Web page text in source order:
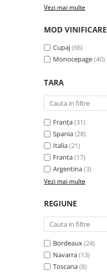
Vezi mai multe
MOD VINIFICARE
Cupaj(66)
Monocepage(40)
TARA
Franța(31)
Spania(28)
Italia(21)
Franta(17)
Argentina(3)
Vezi mai multe
REGIUNE
Bordeaux(24)
Navarra(13)
Toscana(8)